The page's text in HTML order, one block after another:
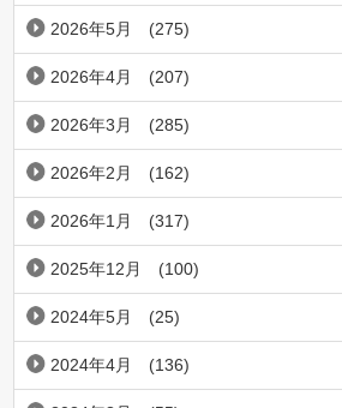
2026年5月 (275)
2026年4月 (207)
2026年3月 (285)
2026年2月 (162)
2026年1月 (317)
2025年12月 (100)
2024年5月 (25)
2024年4月 (136)